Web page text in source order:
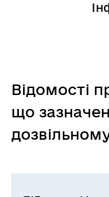
Відомості
що